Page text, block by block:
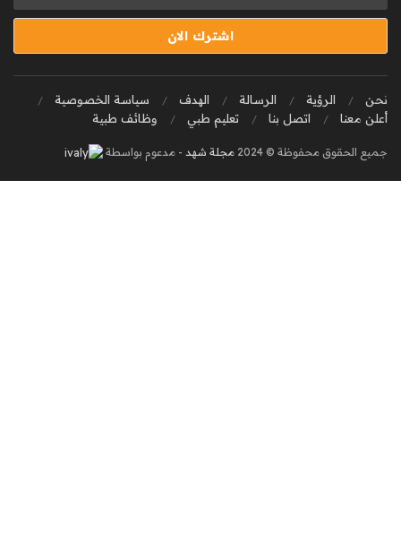
نحن الرؤية الرسالة الهدف
سياسة الخصوصية
أعلن معنا
اتصل بنا تعليم طبي وظائف طبية
جميع الحقوق محفوظة © 2024 مجلة شهد - مدعوم بواسطة